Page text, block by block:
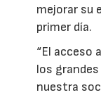
mejorar su
primer día.
“El acceso
los
nuestra